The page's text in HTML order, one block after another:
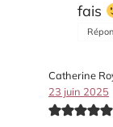
fais
Catherine
23 juin 2025